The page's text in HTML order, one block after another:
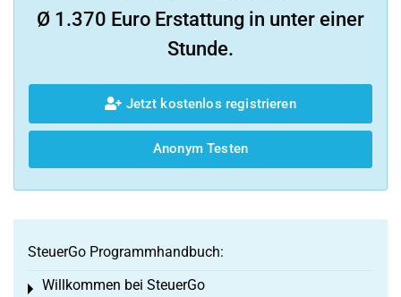
Ø 1.370 Euro Erstattung in unter einer
Stunde.
Jetzt kostenlos registrieren
Anonym Testen
SteuerGo Programmhandbuch:
Willkommen bei SteuerGo
Toggle menu